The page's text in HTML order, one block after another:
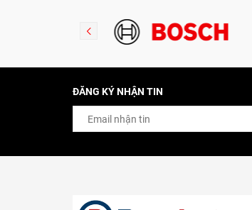
ĐĂNG KÝ NHẬN TIN